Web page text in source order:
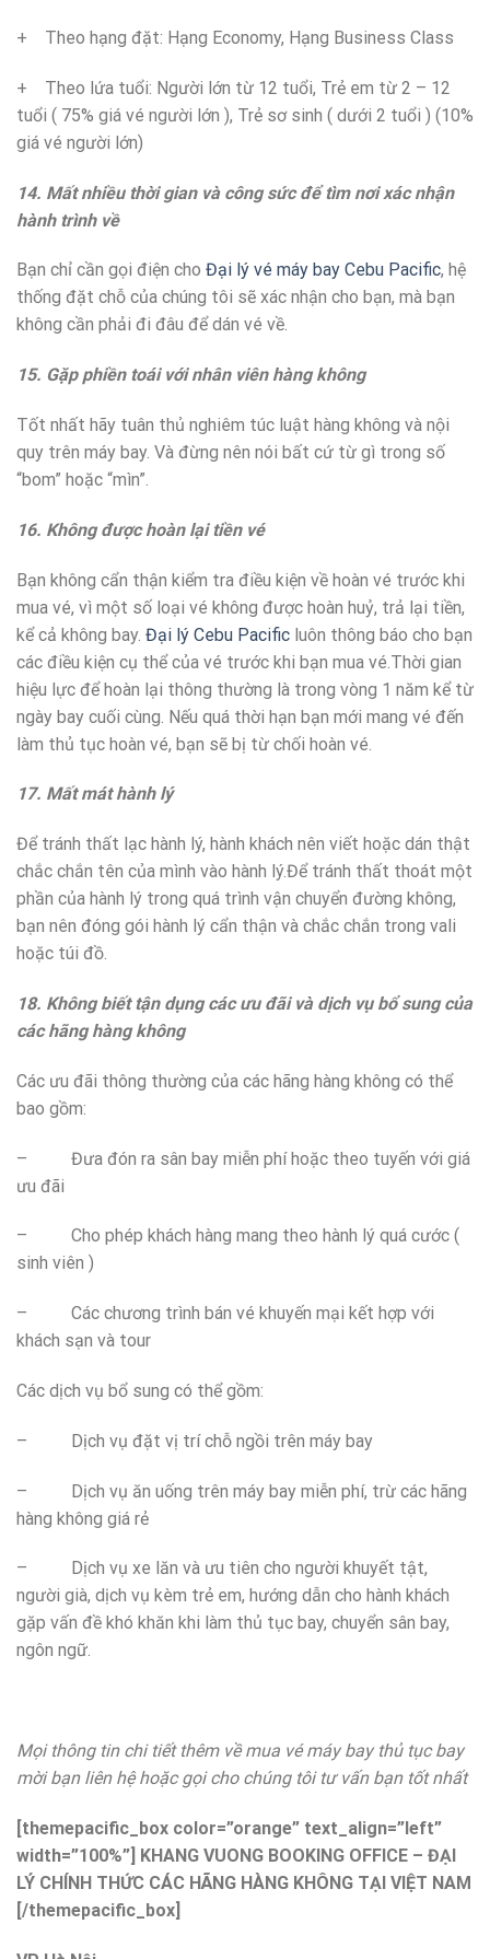
+ Theo hạng đặt: Hạng Economy, Hạng Business Class
+ Theo lứa tuổi: Người lớn từ 12 tuổi, Trẻ em từ 2 – 12
tuổi ( 75% giá vé người lớn ), Trẻ sơ sinh ( dưới 2 tuổi ) (10%
giá vé người lớn)
14. Mất nhiều thời gian và công sức để tìm nơi xác nhận
hành trình về
Bạn chỉ cần gọi điện cho Đại lý vé máy bay Cebu Pacific, hệ
thống đặt chỗ của chúng tôi sẽ xác nhận cho bạn, mà bạn
không cần phải đi đâu để dán vé về.
15. Gặp phiền toái với nhân viên hàng không
Tốt nhất hãy tuân thủ nghiêm túc luật hàng không và nội
quy trên máy bay. Và đừng nên nói bất cứ từ gì trong số
“bom” hoặc “mìn”.
16. Không được hoàn lại tiền vé
Bạn không cẩn thận kiểm tra điều kiện về hoàn vé trước khi
mua vé, vì một số loại vé không được hoàn huỷ, trả lại tiền,
kể cả không bay. Đại lý Cebu Pacific luôn thông báo cho bạn
các điều kiện cụ thể của vé trước khi bạn mua vé.Thời gian
hiệu lực để hoàn lại thông thường là trong vòng 1 năm kể từ
ngày bay cuối cùng. Nếu quá thời hạn bạn mới mang vé đến
làm thủ tục hoàn vé, bạn sẽ bị từ chối hoàn vé.
17. Mất mát hành lý
Để tránh thất lạc hành lý, hành khách nên viết hoặc dán thật
chắc chắn tên của mình vào hành lý.Để tránh thất thoát một
phần của hành lý trong quá trình vận chuyển đường không,
bạn nên đóng gói hành lý cẩn thận và chắc chắn trong vali
hoặc túi đồ.
18. Không biết tận dụng các ưu đãi và dịch vụ bổ sung của
các hãng hàng không
Các ưu đãi thông thường của các hãng hàng không có thể
bao gồm:
– Đưa đón ra sân bay miễn phí hoặc theo tuyến với giá
ưu đãi
– Cho phép khách hàng mang theo hành lý quá cước (
sinh viên )
– Các chương trình bán vé khuyến mại kết hợp với
khách sạn và tour
Các dịch vụ bổ sung có thể gồm:
– Dịch vụ đặt vị trí chỗ ngồi trên máy bay
– Dịch vụ ăn uống trên máy bay miễn phí, trừ các hãng
hàng không giá rẻ
– Dịch vụ xe lăn và ưu tiên cho người khuyết tật,
người già, dịch vụ kèm trẻ em, hướng dẫn cho hành khách
gặp vấn đề khó khăn khi làm thủ tục bay, chuyển sân bay,
ngôn ngữ.
Mọi thông tin chi tiết thêm về mua vé máy bay thủ tục bay
mời bạn liên hệ hoặc gọi cho chúng tôi tư vấn bạn tốt nhất
[themepacific_box color=”orange” text_align=”left”
width=”100%”] KHANG VUONG BOOKING OFFICE – ĐẠI
LÝ CHÍNH THỨC CÁC HÃNG HÀNG KHÔNG TẠI VIỆT NAM
[/themepacific_box]